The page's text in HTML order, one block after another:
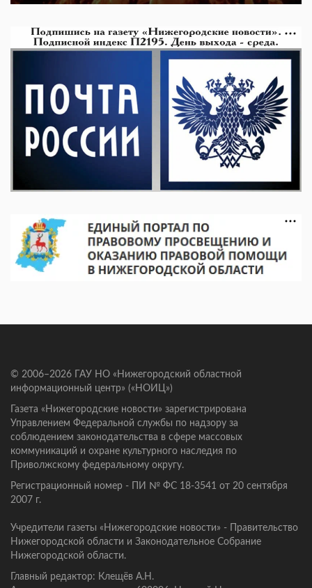
© 2006–2026 ГАУ НО «Нижегородский областной
информационный центр» («НОИЦ»)
Газета «Нижегородские новости» зарегистрирована
Управлением Федеральной службы по надзору за
соблюдением законодательства в сфере массовых
коммуникаций и охране культурного наследия по
Приволжскому федеральному округу.
Регистрационный номер - ПИ № ФС 18-3541 от 20 сентября
2007 г.
Учредители газеты «Нижегородские новости» - Правительство
Нижегородской области и Законодательное Собрание
Нижегородской области.
Главный редактор: Клещёв А.Н.